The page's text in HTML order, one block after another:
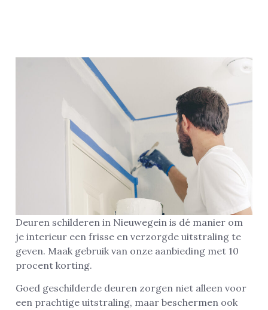
Deuren schilderen in Nieuwegein is dé manier om
je interieur een frisse en verzorgde uitstraling te
geven. Maak gebruik van onze aanbieding met 10
procent korting.
Goed geschilderde deuren zorgen niet alleen voor
een prachtige uitstraling, maar beschermen ook